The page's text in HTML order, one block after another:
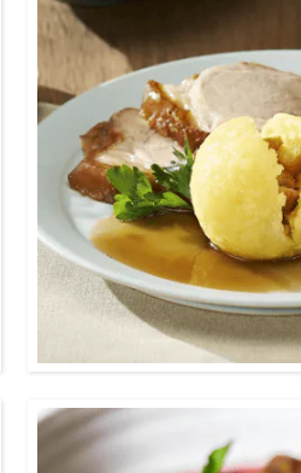
Der bayerische
knuspriger Kruste und